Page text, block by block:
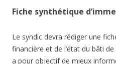
Fiche synthétique
Le syndic devra rédiger une
financière et de l’état du bâti
a pour objectif de mieux